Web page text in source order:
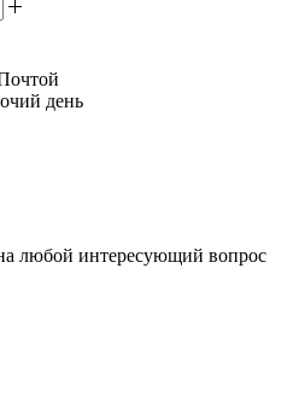
день
любой интересующий вопрос